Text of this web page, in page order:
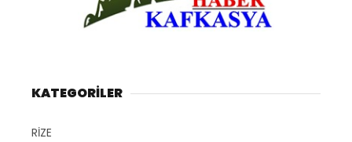
KATEGORİLER
RİZE